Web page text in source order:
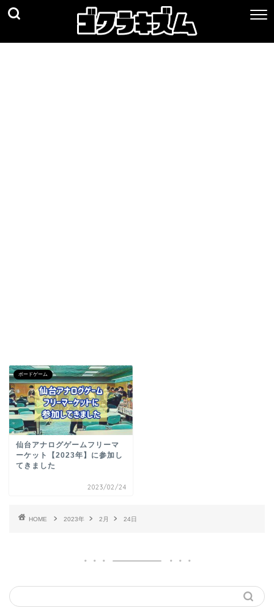
ボードゲーム
仙台アナログゲームフリーマ
ーケット【2023年】に参加し
てきました
2023/02/24
HOME 2023年 2月 24日